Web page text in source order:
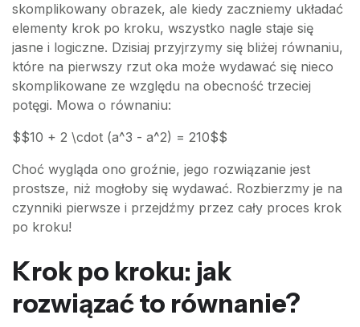
skomplikowany obrazek, ale kiedy zaczniemy układać
elementy krok po kroku, wszystko nagle staje się
jasne i logiczne. Dzisiaj przyjrzymy się bliżej równaniu,
które na pierwszy rzut oka może wydawać się nieco
skomplikowane ze względu na obecność trzeciej
potęgi. Mowa o równaniu:
$$10 + 2 \cdot (a^3 - a^2) = 210$$
Choć wygląda ono groźnie, jego rozwiązanie jest
prostsze, niż mogłoby się wydawać. Rozbierzmy je na
czynniki pierwsze i przejdźmy przez cały proces krok
po kroku!
Krok po kroku: jak
rozwiązać to równanie?